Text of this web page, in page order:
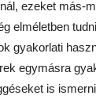
ezeket más-
elméletben
gyakorlati
egymásra
is